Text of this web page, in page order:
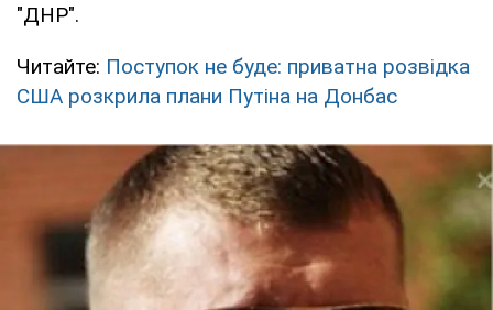
"ДНР".
Читайте: Поступок не буде: приватна розвідка
США розкрила плани Путіна на Донбас